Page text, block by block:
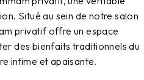
Situé au sein de notresalon
privatif offre un espace
des bienfaits traditionnels du
intime et apaisante.